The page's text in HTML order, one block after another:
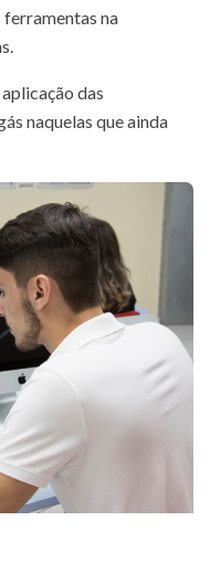
na
das
naquelas que ainda